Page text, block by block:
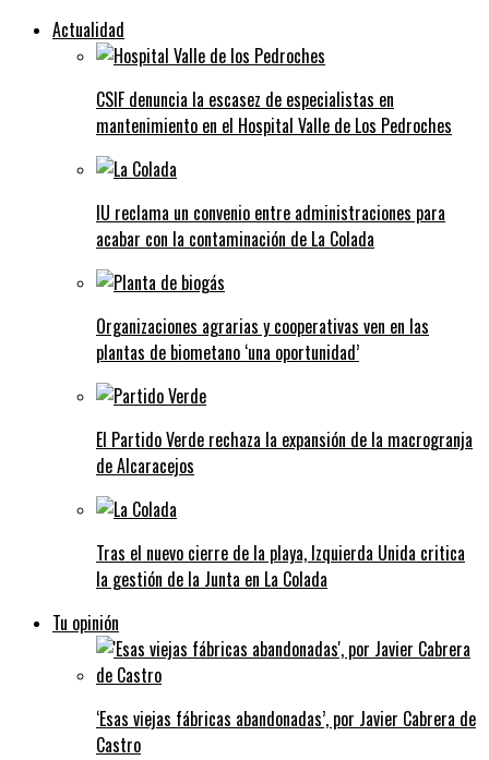
Actualidad
CSIF denuncia la escasez de especialistas en
mantenimiento en el Hospital Valle de Los Pedroches
IU reclama un convenio entre administraciones para
acabar con la contaminación de La Colada
Organizaciones agrarias y cooperativas ven en las
plantas de biometano ‘una oportunidad’
El Partido Verde rechaza la expansión de la macrogranja
de Alcaracejos
Tras el nuevo cierre de la playa, Izquierda Unida critica
la gestión de la Junta en La Colada
Tu opinión
‘Esas viejas fábricas abandonadas’, por Javier Cabrera de
Castro